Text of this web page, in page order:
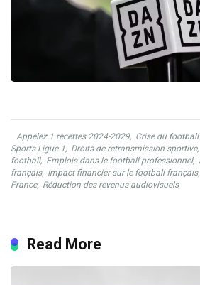
Appelez 1 recettes 2024-2029, Crise du
Sports Ligue 1, Droits de retransmission sportive,
football, Emplois dans le football professionnel,
français, Impact financier sur le football français,
France, Réduction des revenus audiovisuels
Read More